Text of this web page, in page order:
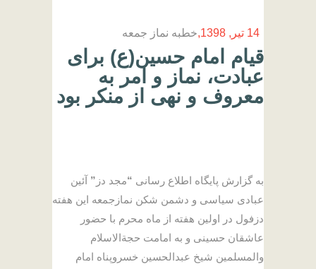
14 تیر, 1398 خطبه نماز جمعه
قیام امام حسین(ع) برای
عبادت، نماز و امر به
معروف و نهی از منکر بود
به گزارش پایگاه اطلاع رسانی “مجد دز ” آئین
عبادی سیاسی و دشمن شکن نمازجمعه این هفته
دزفول در اولین هفته از ماه محرم با حضور
عاشقان حسینی و به امامت حجةالاسلام
والمسلمین شیخ عبدالحسین خسروپناه امام